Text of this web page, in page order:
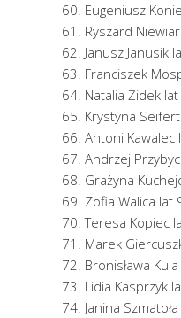
Eugeniusz
Ryszard
Janusz Janusik
Franciszek
Natalia Żidek
Krystyna
Antoni Kawalec
Andrzej
Grażyna
Zofia Walica lat
Teresa Kopiec
Marek
Bronisława
Lidia Kasprzyk
Janina